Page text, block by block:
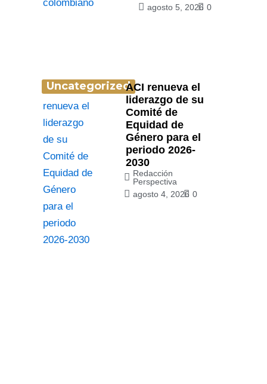
agosto 5, 2026 0
UncategorizedACI renueva el
liderazgo de su
Comité de
Equidad de
Género para el
periodo 2026-
2030
Redacción
Perspectiva
agosto 4, 2026 0